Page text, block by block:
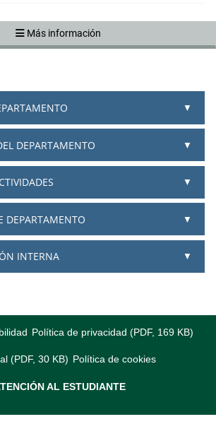
Más información
DEPARTAMENTO
DEPARTAMENTO
INTERNA
Política de privacidad (PDF, 169 KB)
(PDF, 30 KB) Política de cookies
AL ESTUDIANTE